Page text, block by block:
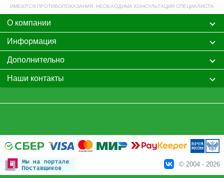
ИМЕЮТСЯ ПРОТИВОПОКАЗАНИЯ. НЕОБХОДИМА КОНСУЛЬТАЦИЯ СПЕЦИАЛИСТА
О компании
Информация
Дополнительно
Наши контакты
© 2004 - 2026